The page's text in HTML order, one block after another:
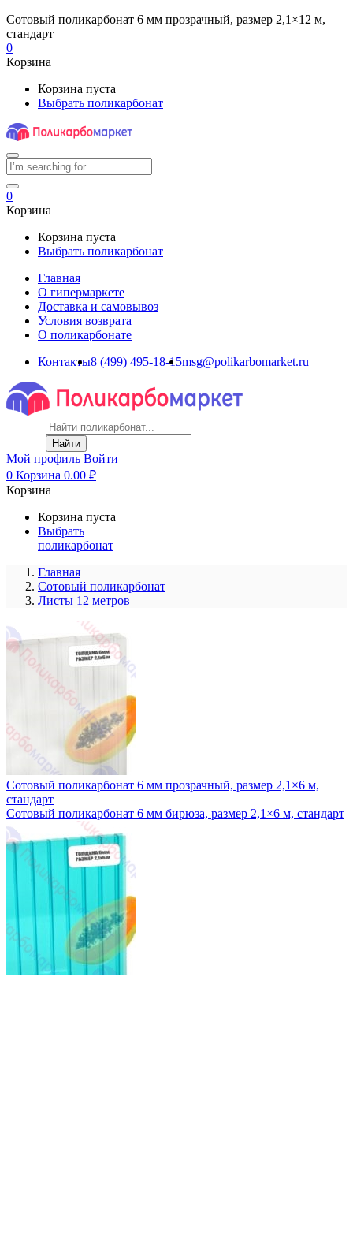
Сотовый поликарбонат 6 мм прозрачный, размер 2,1×12 м,
стандарт
0
Корзина
Корзина пуста
Выбрать поликарбонат
0
Корзина
Корзина пуста
Выбрать поликарбонат
Главная
О гипермаркете
Доставка и самовывоз
Условия возврата
О поликарбонате
Контакты8 (499) 495-18-15msg@polikarbomarket.ru
Найти
Мой профиль Войти
0 Корзина 0.00 ₽
Корзина
Корзина пуста
Выбрать
поликарбонат
Главная
Сотовый поликарбонат
Листы 12 метров
Сотовый поликарбонат 6 мм прозрачный, размер 2,1×6 м,
стандарт
Сотовый поликарбонат 6 мм бирюза, размер 2,1×6 м, стандарт